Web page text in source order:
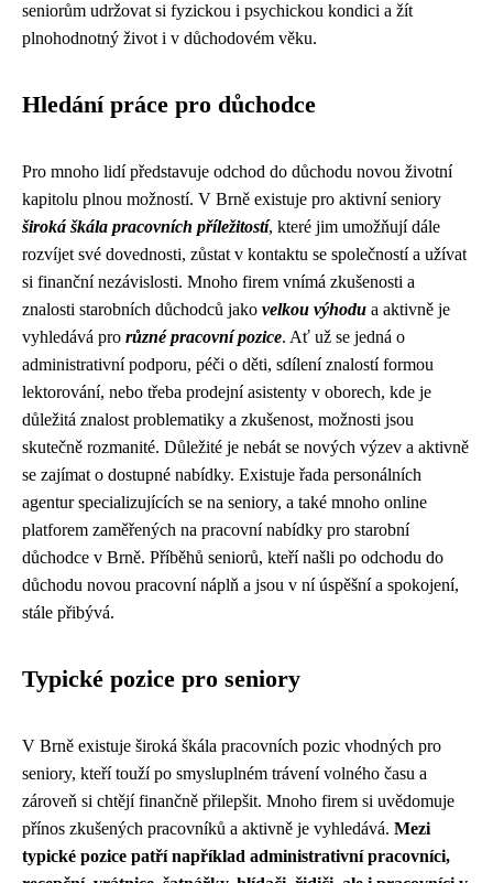
seniorům udržovat si fyzickou i psychickou kondici a žít
plnohodnotný život i v důchodovém věku.
Hledání práce pro důchodce
Pro mnoho lidí představuje odchod do důchodu novou životní
kapitolu plnou možností. V Brně existuje pro aktivní seniory
široká škála pracovních příležitostí, které jim umožňují dále
rozvíjet své dovednosti, zůstat v kontaktu se společností a užívat
si finanční nezávislosti. Mnoho firem vnímá zkušenosti a
znalosti starobních důchodců jako velkou výhodu a aktivně je
vyhledává pro různé pracovní pozice. Ať už se jedná o
administrativní podporu, péči o děti, sdílení znalostí formou
lektorování, nebo třeba prodejní asistenty v oborech, kde je
důležitá znalost problematiky a zkušenost, možnosti jsou
skutečně rozmanité. Důležité je nebát se nových výzev a aktivně
se zajímat o dostupné nabídky. Existuje řada personálních
agentur specializujících se na seniory, a také mnoho online
platforem zaměřených na pracovní nabídky pro starobní
důchodce v Brně. Příběhů seniorů, kteří našli po odchodu do
důchodu novou pracovní náplň a jsou v ní úspěšní a spokojení,
stále přibývá.
Typické pozice pro seniory
V Brně existuje široká škála pracovních pozic vhodných pro
seniory, kteří touží po smysluplném trávení volného času a
zároveň si chtějí finančně přilepšit. Mnoho firem si uvědomuje
přínos zkušených pracovníků a aktivně je vyhledává. Mezi
typické pozice patří například administrativní pracovníci,